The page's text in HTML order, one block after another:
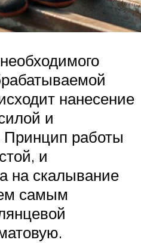
нанесение
и
Принцип работы
и
на скалывание
самым